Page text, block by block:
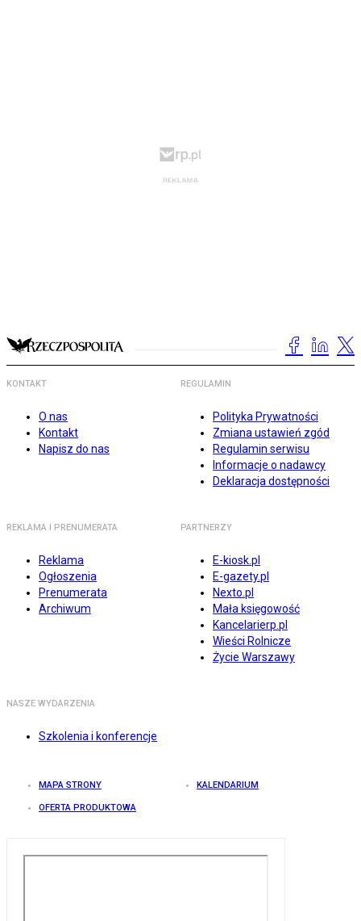
KONTAKT
O nas
Kontakt
Napisz do nas
REGULAMIN
Polityka Prywatności
Zmiana ustawień zgód
Regulamin serwisu
Informacje o nadawcy
Deklaracja dostępności
REKLAMA I PRENUMERATA
Reklama
Ogłoszenia
Prenumerata
Archiwum
PARTNERZY
E-kiosk.pl
E-gazety.pl
Nexto.pl
Mała księgowość
Kancelarierp.pl
Wieści Rolnicze
Życie Warszawy
NASZE WYDARZENIA
Szkolenia i konferencje
MAPA STRONY KALENDARIUM
OFERTA PRODUKTOWA